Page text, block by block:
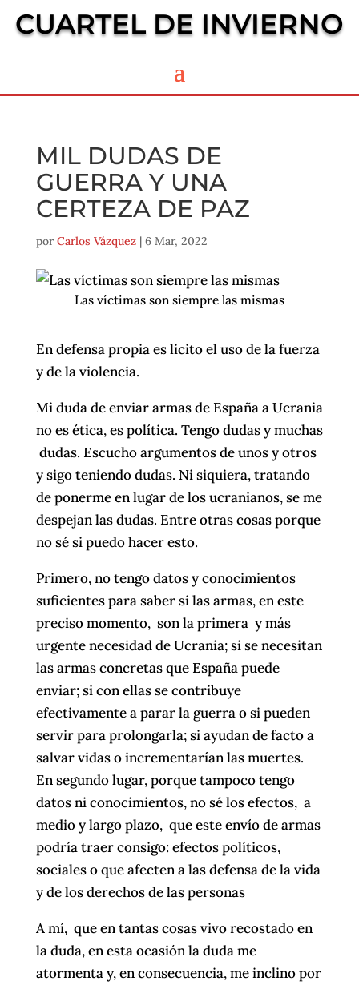
CUARTEL DE INVIERNO
MIL DUDAS DE
GUERRA Y UNA
CERTEZA DE PAZ
por Carlos Vázquez| 6 Mar, 2022
Las víctimas son siempre las mismas
En defensa propia es licito el uso de la fuerza
y de la violencia.
Mi duda de enviar armas de España a Ucrania
no es ética, es política. Tengo dudas y muchas
dudas. Escucho argumentos de unos y otros
y sigo teniendo dudas. Ni siquiera, tratando
de ponerme en lugar de los ucranianos, se me
despejan las dudas. Entre otras cosas porque
no sé si puedo hacer esto.
Primero, no tengo datos y conocimientos
suficientes para saber si las armas, en este
preciso momento, son la primera y más
urgente necesidad de Ucrania; si se necesitan
las armas concretas que España puede
enviar; si con ellas se contribuye
efectivamente a parar la guerra o si pueden
servir para prolongarla; si ayudan de facto a
salvar vidas o incrementarían las muertes.
En segundo lugar, porque tampoco tengo
datos ni conocimientos, no sé los efectos, a
medio y largo plazo, que este envío de armas
podría traer consigo: efectos políticos,
sociales o que afecten a las defensa de la vida
y de los derechos de las personas
A mí, que en tantas cosas vivo recostado en
la duda, en esta ocasión la duda me
atormenta y, en consecuencia, me inclino por